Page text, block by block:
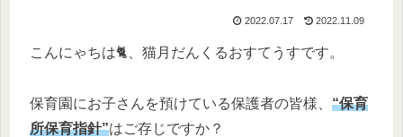
2022.07.17 2022.11.09
こんにゃちは🐈、猫月だんくるおすてうすです。
保育園にお子さんを預けている保護者の皆様、 “保育
所保育指針”はご存じですか？